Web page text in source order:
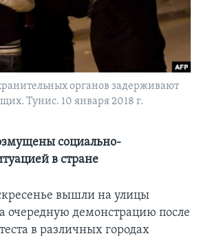
органов задерживают
Тунис. 10 января 2018 г.
социально-
в стране
вышли на улицы
очередную демонстрацию после
в различных городах